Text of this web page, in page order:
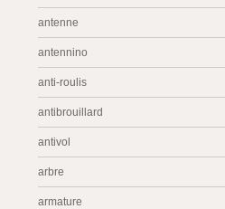
antenne
antennino
anti-roulis
antibrouillard
antivol
arbre
armature